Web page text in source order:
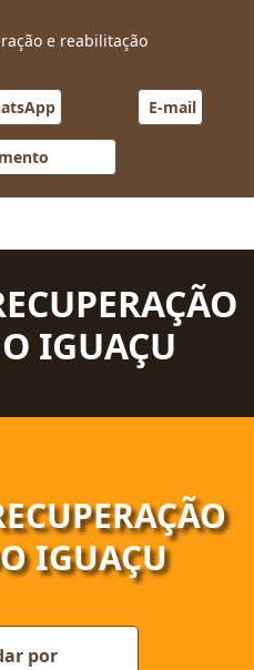
e reabilitação
E-mail
em SP
IGUAÇU
IGUAÇU
por